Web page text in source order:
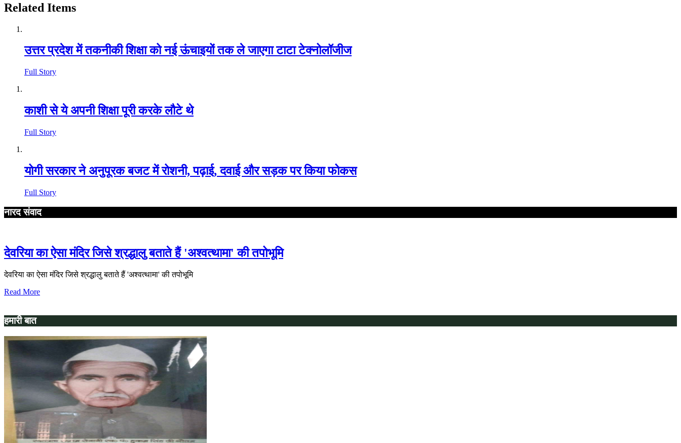
Related Items
उत्तर प्रदेश में तकनीकी शिक्षा को नई ऊंचाइयों तक ले जाएगा टाटा टेक्नोलॉजीज
Full Story
काशी से ये अपनी शिक्षा पूरी करके लौटे थे
Full Story
योगी सरकार ने अनुपूरक बजट में रोशनी, पढ़ाई, दवाई और सड़क पर किया फोकस
Full Story
नारद संवाद
देवरिया का ऐसा मंदिर जिसे श्रद्धालु बताते हैं 'अश्वत्थामा' की तपोभूमि
देवरिया का ऐसा मंदिर जिसे श्रद्धालु बताते हैं 'अश्वत्थामा' की तपोभूमि
Read More
हमारी बात